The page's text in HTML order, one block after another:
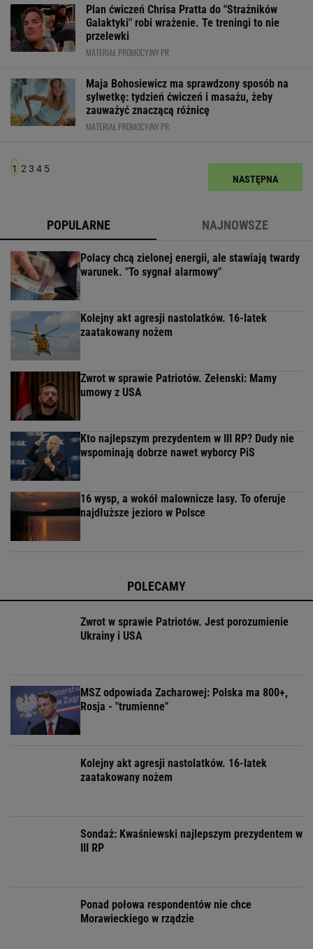
Plan ćwiczeń Chrisa Pratta do "Strażników
Galaktyki" robi wrażenie. Te treningi to nie
przelewki
MATERIAŁ PROMOCYJNY PR
Maja Bohosiewicz ma sprawdzony sposób na
sylwetkę: tydzień ćwiczeń i masażu, żeby
zauważyć znaczącą różnicę
MATERIAŁ PROMOCYJNY PR
1 2 3 4 5
NASTĘPNA
POPULARNE NAJNOWSZE
Polacy chcą zielonej energii, ale stawiają twardy
warunek. "To sygnał alarmowy"
Kolejny akt agresji nastolatków. 16-latek
zaatakowany nożem
Zwrot w sprawie Patriotów. Zełenski: Mamy
umowy z USA
Kto najlepszym prezydentem w III RP? Dudy nie
wspominają dobrze nawet wyborcy PiS
16 wysp, a wokół malownicze lasy. To oferuje
najdłuższe jezioro w Polsce
POLECAMY
Zwrot w sprawie Patriotów. Jest porozumienie
Ukrainy i USA
MSZ odpowiada Zacharowej: Polska ma 800+,
Rosja - "trumienne"
Kolejny akt agresji nastolatków. 16-latek
zaatakowany nożem
Sondaż: Kwaśniewski najlepszym prezydentem w
III RP
Ponad połowa respondentów nie chce
Morawieckiego w rządzie